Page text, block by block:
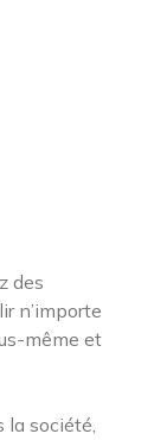
des
n’importe
même et
la société,